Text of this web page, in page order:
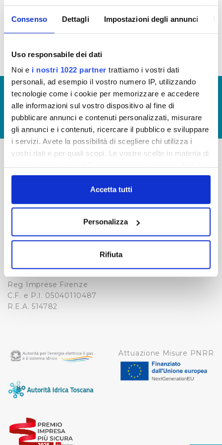
Consenso Dettagli Impostazioni degli annunci
Uso responsabile dei dati
Noi e i nostri 1022 partner trattiamo i vostri dati
personali, ad esempio il vostro numero IP, utilizzando
tecnologie come i cookie per memorizzare e accedere
alle informazioni sul vostro dispositivo al fine di
pubblicare annunci e contenuti personalizzati, misurare
gli annunci e i contenuti, ricercare il pubblico e sviluppare
i servizi. Avete la possibilità di scegliere chi utilizza i
vostri dati e per quali scopi. Le vostre scelte in materia di
in cui avete effettuato le vostre scelte. È possibile
modificare o revocare il proprio consenso in qualsiasi
momento dalla Dichiarazione sui cookie o facendo clic
Con il tuo consenso, vorremmo anche:
raccogliere informazioni sulla tua posizione
Identificare il tuo dispositivo, scansionandolo
attivamente alla ricerca di caratteristiche specifiche
(impronte digitali).
dalla Dichiarazione sui cookie.
Utilizziamo dei cookie tecnici necessari per rendere
fruibile il sito web abilitandone funzionalità di base quali
protette. In linea con le preferenze manifestate
dall’Utente e con i consensi dallo stesso prestati, i
cookie possono essere inoltre utilizzati per analizzare il
Accetta tutti
Personalizza
Rifiuta
Tassi di Assenza 2016 (allegato)
© Copyright 2017 - 2026
GLOSSARIO
GIUDICA IL SERVIZIO
LAVORA CON NOI
50126 Fi
Reg Imprese Firenze
C.F. e P.I. 05040110487
R.E.A. 514782
FAQ
PRIVACY POLICY
NOTE LEGALI
COOKIE
WHISTLEBLOWING
CREDITS
Attuazione Misure PNRR